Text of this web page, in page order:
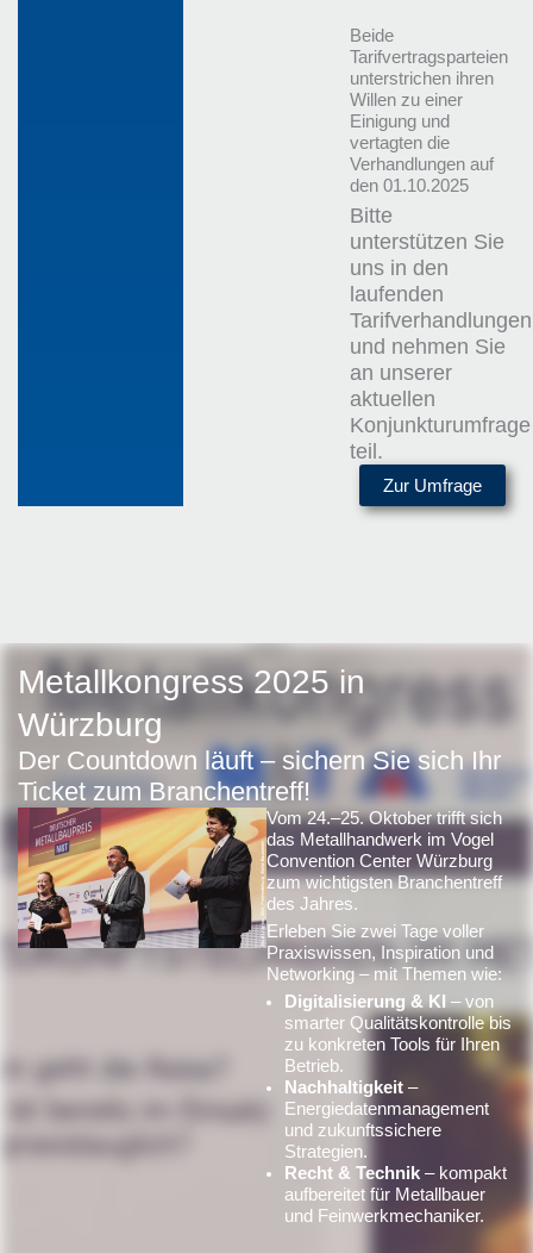
Beide
Tarifvertragsparteien
unterstrichen ihren
Willen zu einer
Einigung und
vertagten die
Verhandlungen auf
den 01.10.2025
Bitte
unterstützen Sie
uns in den
laufenden
Tarifverhandlungen
und nehmen Sie
an unserer
aktuellen
Konjunkturumfrage
teil.
Zur Umfrage
Metallkongress 2025 in
Würzburg
Der Countdown läuft – sichern Sie sich Ihr
Ticket zum Branchentreff!
Vom 24.–25. Oktober trifft sich
das Metallhandwerk im Vogel
Convention Center Würzburg
zum wichtigsten Branchentreff
des Jahres.
Erleben Sie zwei Tage voller
Praxiswissen, Inspiration und
Networking – mit Themen wie:
Digitalisierung & KI – von
smarter Qualitätskontrolle bis
zu konkreten Tools für Ihren
Betrieb.
Nachhaltigkeit–
Energiedatenmanagement
und zukunftssichere
Strategien.
Recht & Technik– kompakt
aufbereitet für Metallbauer
und Feinwerkmechaniker.